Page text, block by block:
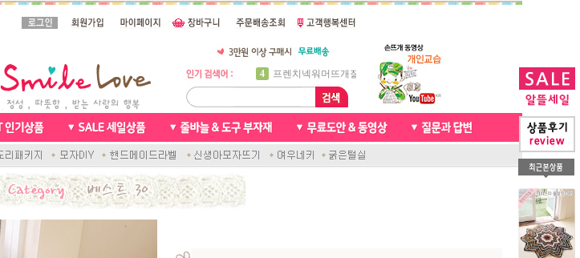
5
비니방울모자 동영상
6
꽈배기목도리
7
천연가죽 핸드메이드라벨
8
신생아모자뜨기
10
손뜨개인형
1
자라무늬 목도리뜨기